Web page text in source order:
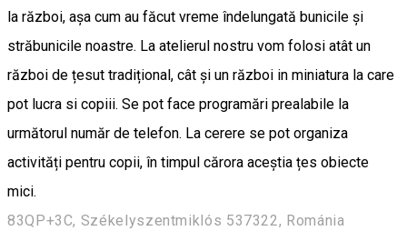
la război, aşa cum au făcut vreme îndelungată bunicile şi
străbunicile noastre. La atelierul nostru vom folosi atât un
război de țesut tradițional, cât și un război in miniatura la care
pot lucra si copiii. Se pot face programări prealabile la
următorul număr de telefon. La cerere se pot organiza
activități pentru copii, în timpul cărora aceștia țes obiecte
mici.
83QP+3C, Székelyszentmiklós 537322, Románia